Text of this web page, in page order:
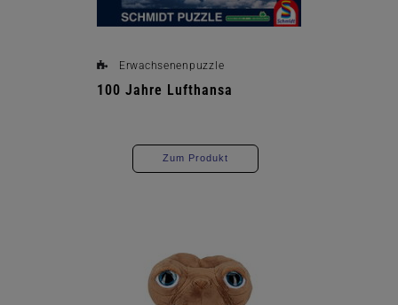
Erwachsenenpuzzle
100 Jahre Lufthansa
Zum Produkt